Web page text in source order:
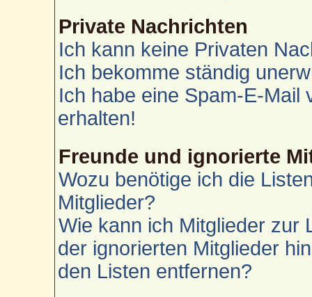
Private Nachrichten
Ich kann keine Privaten
Ich bekomme ständig
Ich habe eine Spam-E-Mail
erhalten!
Freunde und ignorierte
Wozu benötige ich die
Mitglieder?
Wie kann ich Mitglieder zur
der ignorierten Mitglieder
den Listen entfernen?